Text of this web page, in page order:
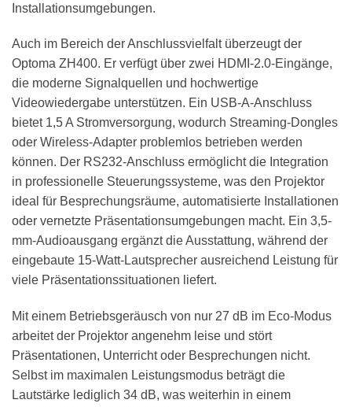
Installationsumgebungen.
Auch im Bereich der Anschlussvielfalt überzeugt der
Optoma ZH400. Er verfügt über zwei HDMI-2.0-Eingänge,
die moderne Signalquellen und hochwertige
Videowiedergabe unterstützen. Ein USB-A-Anschluss
bietet 1,5 A Stromversorgung, wodurch Streaming-Dongles
oder Wireless-Adapter problemlos betrieben werden
können. Der RS232-Anschluss ermöglicht die Integration
in professionelle Steuerungssysteme, was den Projektor
ideal für Besprechungsräume, automatisierte Installationen
oder vernetzte Präsentationsumgebungen macht. Ein 3,5-
mm-Audioausgang ergänzt die Ausstattung, während der
eingebaute 15-Watt-Lautsprecher ausreichend Leistung für
viele Präsentationssituationen liefert.
Mit einem Betriebsgeräusch von nur 27 dB im Eco-Modus
arbeitet der Projektor angenehm leise und stört
Präsentationen, Unterricht oder Besprechungen nicht.
Selbst im maximalen Leistungsmodus beträgt die
Lautstärke lediglich 34 dB, was weiterhin in einem